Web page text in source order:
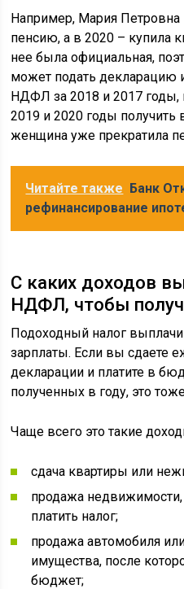
Например, Мария
пенсию, а в 2020 – купила
нее была официальная,
может подать декларацию
НДФЛ за 2018 и 2017 годы,
2019 и 2020 годы получить
женщина уже прекратила
Читайте также Банк
рефинансирование
С каких доходов
НДФЛ, чтобы
Подоходный налог
зарплаты. Если вы сдаете
декларации и платите в
полученных в году, это
Чаще всего это такие
сдача квартиры или
продажа
платить налог;
продажа автомобиля
имущества, после
бюджет;